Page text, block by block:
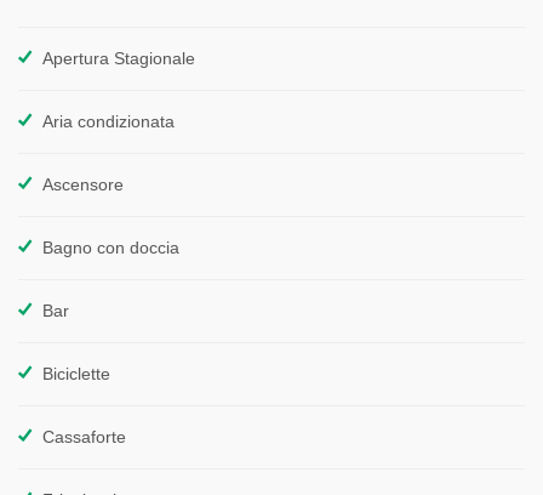
Apertura Stagionale
Aria condizionata
Ascensore
Bagno con doccia
Bar
Biciclette
Cassaforte